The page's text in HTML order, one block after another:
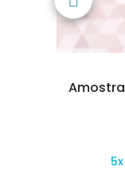
Amostra
5x